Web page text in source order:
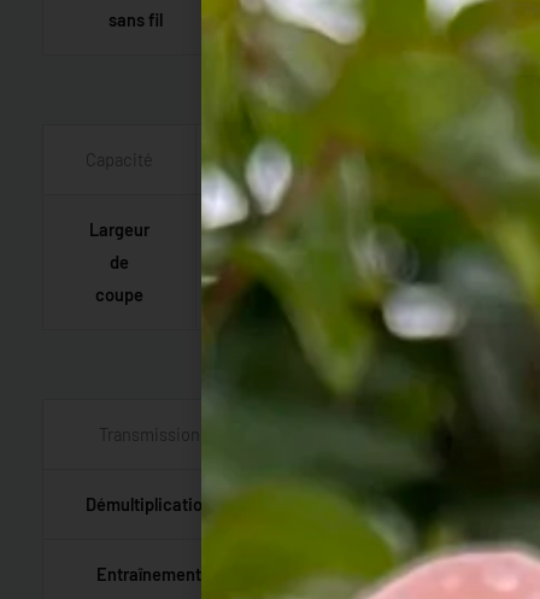
sans fil
Capacité
Largeur
de
coupe
43,2 cm
Transmission
Démultiplication
Entraînement